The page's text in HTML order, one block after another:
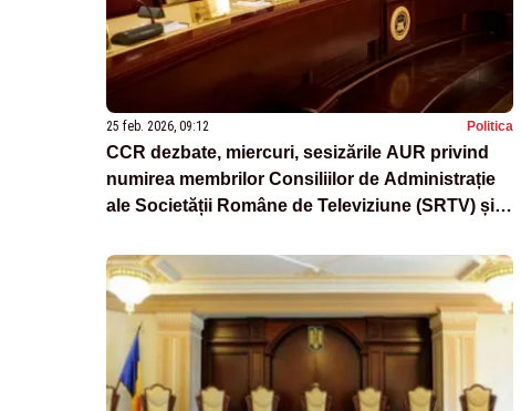
25 feb. 2026, 09:12 Politica
CCR dezbate, miercuri, sesizările AUR privind
numirea membrilor Consiliilor de Administrație
ale Societății Române de Televiziune (SRTV) și